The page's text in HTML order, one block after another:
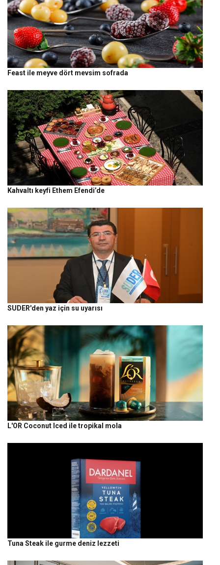
Feast ile meyve dört mevsim sofrada
Kahvaltı keyfi Ethem Efendi’de
SUDER'den yaz için su uyarısı
L'OR Coconut Iced ile tropikal mola
Tuna Steak ile gurme deniz lezzeti